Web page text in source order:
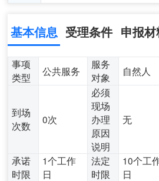
基本信息 受理条件 申报
事项
类型
公共服务
服务
对象
自然人
到场
次数
0次
必须
现场
办理
原因
说明
无
承诺
时限
1个工作
日
法定
时限
10个工
日